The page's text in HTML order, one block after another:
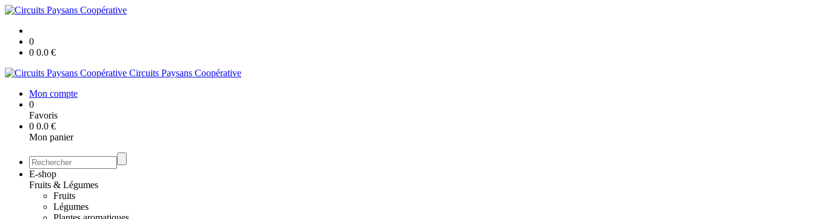
0
0 0.0 €
Circuits Paysans Coopérative
Mon compte
0
Favoris
0 0.0 €
Mon panier
E-shop
Fruits & Légumes
Fruits
Légumes